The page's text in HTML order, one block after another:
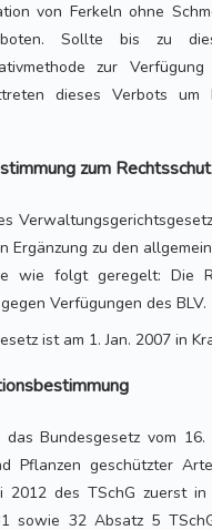
von Ferkeln ohne
Sollte bis zu
zur
dieses Verbots um
zum
Ergänzung zu den
wie folgt geregelt: Die
Verfügungen des BLV.
ist am 1. Jan. 2007 in
Bundesgesetz vom 16.
Pflanzen geschützter
2012 des TSchG zuerst
sowie 32 Absatz 5